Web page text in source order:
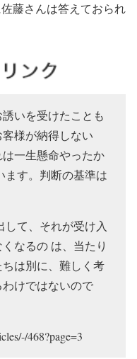
藤さんは答えておられ
いを受けたことも
客様が納得しない
一生懸命やったか
ます。判断の基準は
して、それが受け入
なるの は、当たり
は別に、難しく考
けではないので
468?page=3